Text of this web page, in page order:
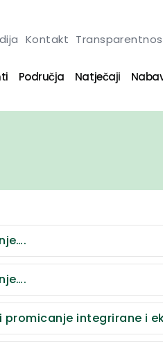
Kontakt
Područja Natječaji
promicanje integrirane i